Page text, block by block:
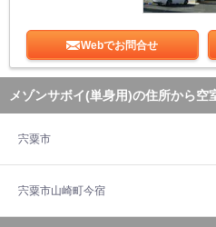
Webでお問合せ
メゾンサボイ(単身用)の住所から空
宍粟市
宍粟市山崎町今宿